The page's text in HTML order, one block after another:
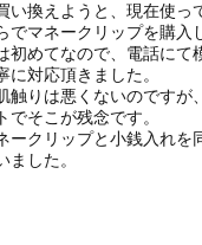
い換えようと、現在使
でマネークリップを購入
初めてなので、電話に
に対応頂きました。
触りは悪くないのです
でそこが残念です。
ークリップと小銭入れ
ました。